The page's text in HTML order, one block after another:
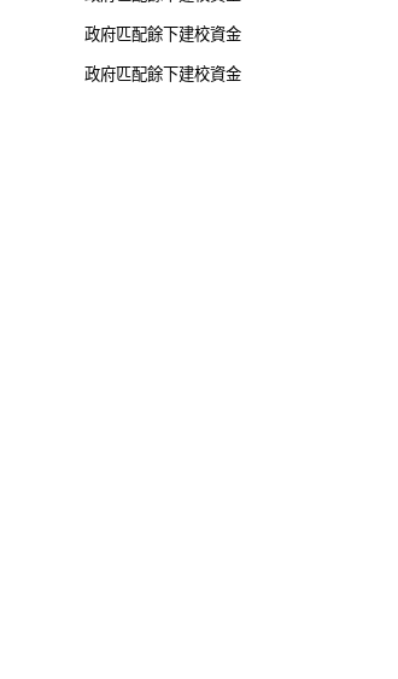
政府匹配餘下建校資金
政府匹配餘下建校資金